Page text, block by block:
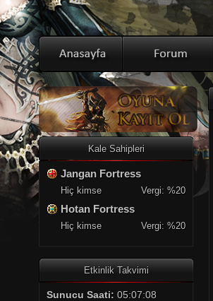
Kale Sahipleri
Jangan Fortress
Hiç kimse Vergi: %20
Hotan Fortress
Hiç kimse Vergi: %20
Etkinlik Takvimi
Sunucu Saati: 05:07:09